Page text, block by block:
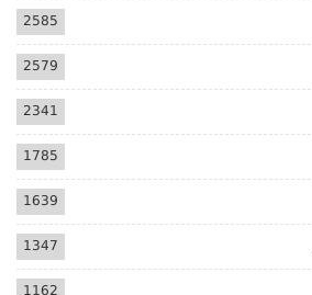
2585
2579
2341
1785
1639
1347